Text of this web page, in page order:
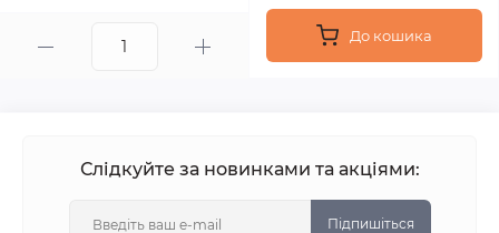
До кошика
Слідкуйте за новинками та акціями:
Підпишіться